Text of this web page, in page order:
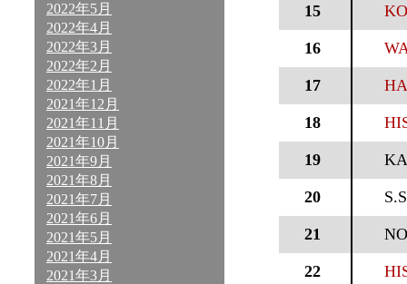
2022年5月
2022年4月
2022年3月
2022年2月
2022年1月
2021年12月
2021年11月
2021年10月
2021年9月
2021年8月
2021年7月
2021年6月
2021年5月
2021年4月
2021年3月
15
16
17
18
19
20
21
22